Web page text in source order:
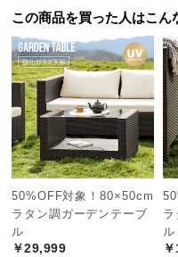
品
配
送
に
つ
い
て
中
型
商
シーンを選ばない
ガーデンはもちろん、
ンで、ラタンの風合い
を醸します。
この商品を買った人はこん
50%OFF対象！80×50cm
ラタン調ガーデンテーブ
ル
￥29,999
ル